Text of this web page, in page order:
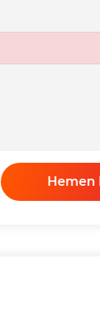
Geri Ödenecek
Hemen